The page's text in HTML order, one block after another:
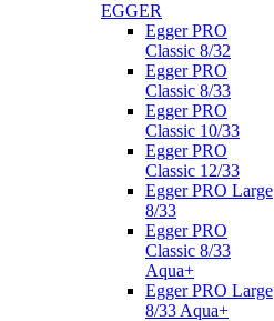
EGGER
Egger PRO
Classic 8/32
Egger PRO
Classic 8/33
Egger PRO
Classic 10/33
Egger PRO
Classic 12/33
Egger PRO Large
8/33
Egger PRO
Classic 8/33
Aqua+
Egger PRO Large
8/33 Aqua+